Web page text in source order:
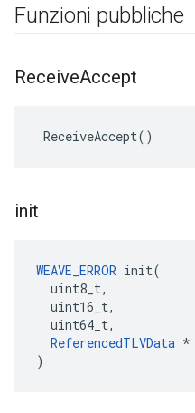
Funzioni pubbliche
ReceiveAccept
ReceiveAccept()
init
WEAVE_ERROR init(
  uint8_t,
  uint16_t,
  uint64_t,
ReferencedTLVData *
)